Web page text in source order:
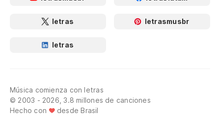
letras letrasmusbr
letras
Música comienza con letras
© 2003 - 2026, 3.8 millones de canciones
Hecho con
desde Brasil